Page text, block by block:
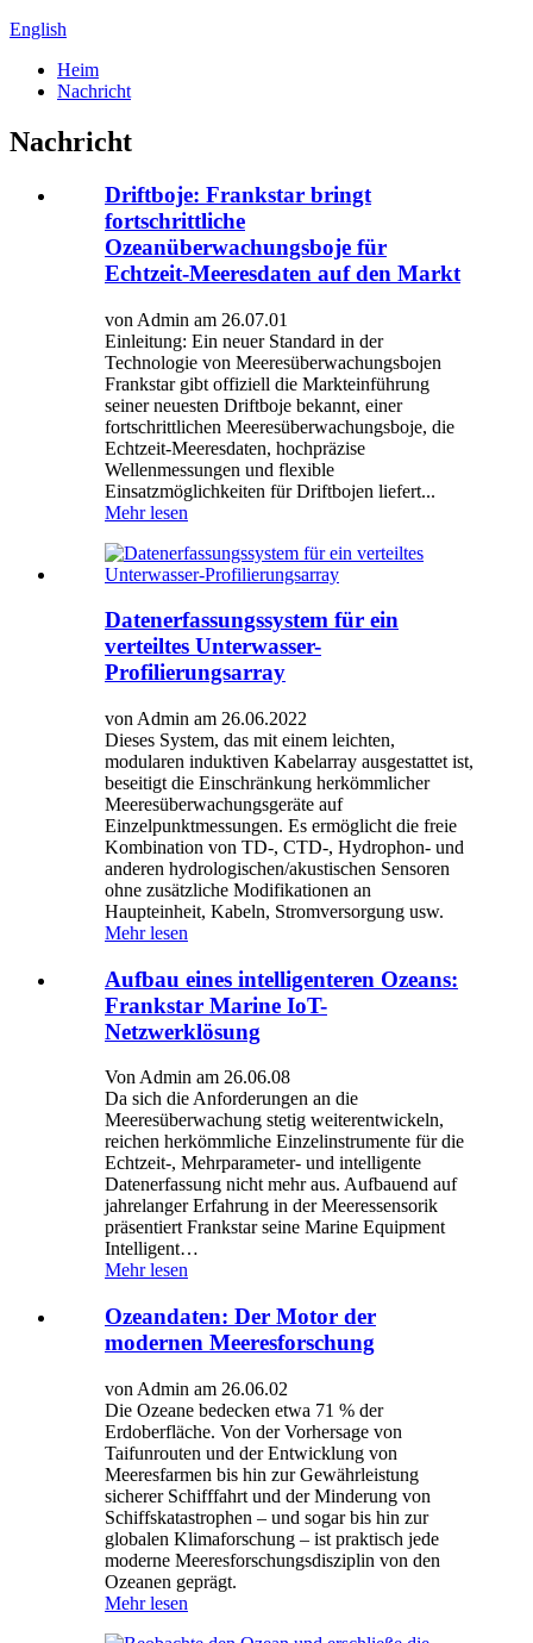
English
Heim
Nachricht
Nachricht
Driftboje: Frankstar bringt
fortschrittliche
Ozeanüberwachungsboje für
Echtzeit-Meeresdaten auf den Markt
von Admin am 26.07.01
Einleitung: Ein neuer Standard in der
Technologie von Meeresüberwachungsbojen
Frankstar gibt offiziell die Markteinführung
seiner neuesten Driftboje bekannt, einer
fortschrittlichen Meeresüberwachungsboje, die
Echtzeit-Meeresdaten, hochpräzise
Wellenmessungen und flexible
Einsatzmöglichkeiten für Driftbojen liefert...
Mehr lesen
Datenerfassungssystem für ein
verteiltes Unterwasser-
Profilierungsarray
von Admin am 26.06.2022
Dieses System, das mit einem leichten,
modularen induktiven Kabelarray ausgestattet ist,
beseitigt die Einschränkung herkömmlicher
Meeresüberwachungsgeräte auf
Einzelpunktmessungen. Es ermöglicht die freie
Kombination von TD-, CTD-, Hydrophon- und
anderen hydrologischen/akustischen Sensoren
ohne zusätzliche Modifikationen an
Haupteinheit, Kabeln, Stromversorgung usw.
Mehr lesen
Aufbau eines intelligenteren Ozeans:
Frankstar Marine IoT-
Netzwerklösung
Von Admin am 26.06.08
Da sich die Anforderungen an die
Meeresüberwachung stetig weiterentwickeln,
reichen herkömmliche Einzelinstrumente für die
Echtzeit-, Mehrparameter- und intelligente
Datenerfassung nicht mehr aus. Aufbauend auf
jahrelanger Erfahrung in der Meeressensorik
präsentiert Frankstar seine Marine Equipment
Intelligent…
Mehr lesen
Ozeandaten: Der Motor der
modernen Meeresforschung
von Admin am 26.06.02
Die Ozeane bedecken etwa 71 % der
Erdoberfläche. Von der Vorhersage von
Taifunrouten und der Entwicklung von
Meeresfarmen bis hin zur Gewährleistung
sicherer Schifffahrt und der Minderung von
Schiffskatastrophen – und sogar bis hin zur
globalen Klimaforschung – ist praktisch jede
moderne Meeresforschungsdisziplin von den
Ozeanen geprägt.
Mehr lesen